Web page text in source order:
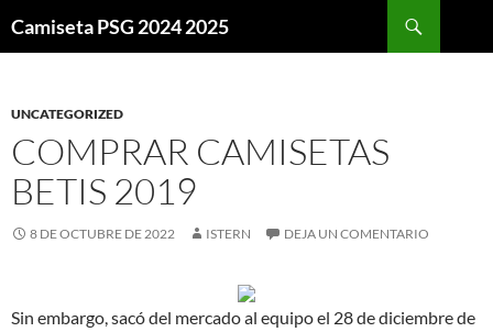
Camiseta PSG 2024 2025
UNCATEGORIZED
COMPRAR CAMISETAS
BETIS 2019
8 DE OCTUBRE DE 2022 ISTERN DEJA UN COMENTARIO
Sin embargo, sacó del mercado al equipo el 28 de diciembre de